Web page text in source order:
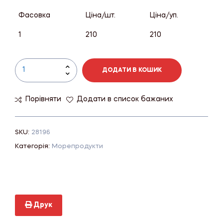
Фасовка Ціна/шт. Ціна/уп.
1 210 210
ДОДАТИ В КОШИК
Порівняти Додати в список бажаних
SKU: 28196
Категорія: Морепродукти
Друк